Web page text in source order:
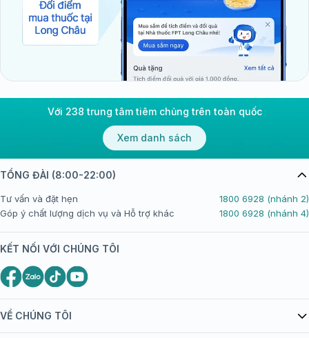
Với 238 trung tâm tiêm chủng trên toàn quốc
Xem danh sách
VỀ CHÚNG TÔI
TỔNG ĐÀI (8:00-22:00)
Tư vấn và đặt hẹn
1800 6928 (nhánh 2)
Góp ý chất lượng dịch vụ và Hỗ trợ khác
1800 6928 (nhánh 4)
KẾT NỐI VỚI CHÚNG TÔI